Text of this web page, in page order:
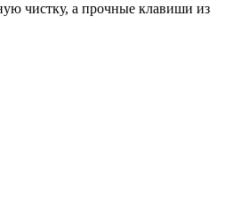
чистку, а прочные клавиши из